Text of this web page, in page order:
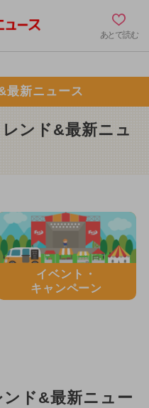
あとで読む
最新ニュース
ンド&最新ニュ
イベント・
キャンペーン
ド&最新ニュー